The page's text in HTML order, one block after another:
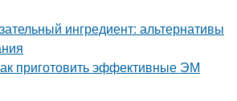
ингредиент: альтернативы
приготовить эффективные ЭМ